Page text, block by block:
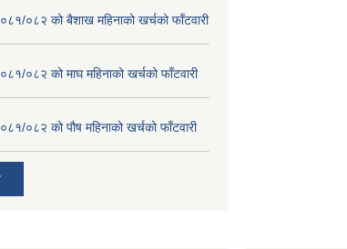
०८२ को बैशाख महिनाको खर्चको फाँटवारी
०८२ को माघ महिनाको खर्चको फाँटवारी
०८२ को पौष महिनाको खर्चको फाँटवारी